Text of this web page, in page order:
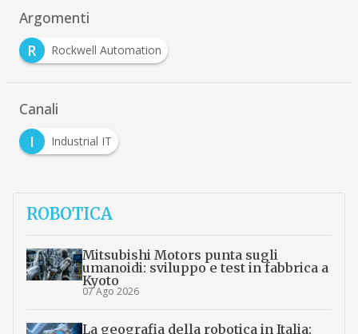
Argomenti
R
Rockwell Automation
Canali
I
Industrial IT
ROBOTICA
Mitsubishi Motors punta sugli
umanoidi: sviluppo e test in fabbrica a
Kyoto
07 Ago 2026
La geografia della robotica in Italia: